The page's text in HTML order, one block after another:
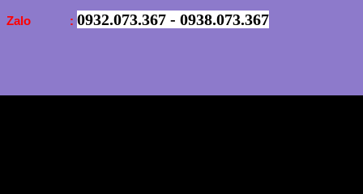
Zalo : 0932.073.367 - 0938.073.367